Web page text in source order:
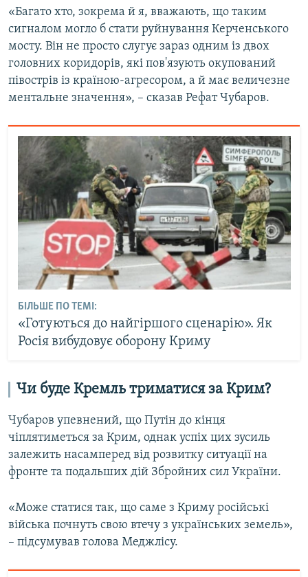
«Багато хто, зокрема й я, вважають, що таким
сигналом могло б стати руйнування Керченського
мосту. Він не просто слугує зараз одним із двох
головних коридорів, які пов'язують окупований
півострів із країною-агресором, а й має величезне
ментальне значення», – сказав Рефат Чубаров.
БІЛЬШЕ ПО ТЕМІ:
«Готуються до найгіршого сценарію». Як
Росія вибудовує оборону Криму
Чи буде Кремль триматися за Крим?
Чубаров упевнений, що Путін до кінця
чіплятиметься за Крим, однак успіх цих зусиль
залежить насамперед від розвитку ситуації на
фронте та подальших дій Збройних сил України.
«Може статися так, що саме з Криму російські
війська почнуть свою втечу з українських земель»,
– підсумував голова Меджлісу.